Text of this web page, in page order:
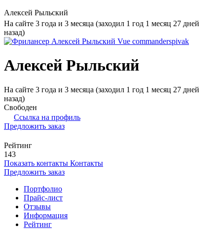
Алексей Рыльский
На сайте 3 года и 3 месяца (заходил 1 год 1 месяц 27 дней
назад)
Алексей Рыльский
На сайте 3 года и 3 месяца (заходил 1 год 1 месяц 27 дней
назад)
Свободен
Ссылка на профиль
Предложить заказ
Рейтинг
143
Показать контакты Контакты
Предложить заказ
Портфолио
Прайс-лист
Отзывы
Информация
Рейтинг